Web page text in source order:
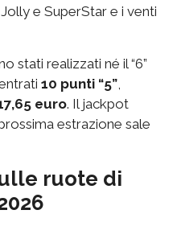
e SuperStar e i venti
stati realizzati né il “6”
10 punti “5”
euro. Il jackpot
estrazione sale
ruote di